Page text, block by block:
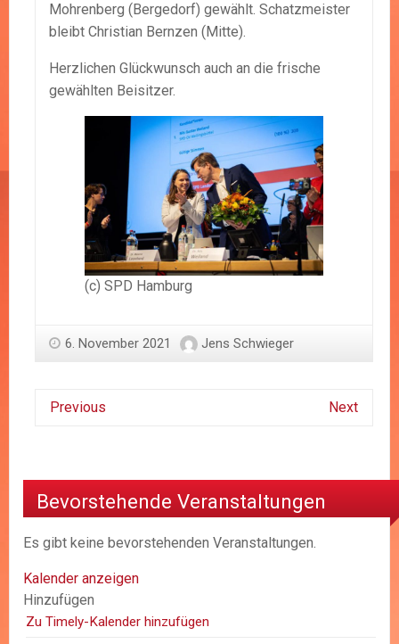
Mohrenberg (Bergedorf) gewählt. Schatzmeister
bleibt Christian Bernzen (Mitte).
Herzlichen Glückwunsch auch an die frische
gewählten Beisitzer.
(c) SPD Hamburg
6. November 2021 Jens Schwieger
Previous Next
Bevorstehende Veranstaltungen
Es gibt keine bevorstehenden Veranstaltungen.
Kalender anzeigen
Hinzufügen
Zu Timely-Kalender hinzufügen